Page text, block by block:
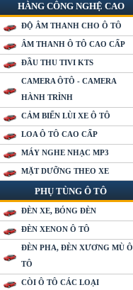
HÀNG CÔNG NGHỆ CAO
ĐỘ ÂM THANH CHO Ô TÔ
ÂM THANH Ô TÔ CAO CẤP
ĐẦU THU TIVI KTS
CAMERA ÔTÔ - CAMERA
HÀNH TRÌNH
CẢM BIẾN LÙI XE Ô TÔ
LOA Ô TÔ CAO CẤP
MÁY NGHE NHẠC MP3
MẶT DƯỠNG THEO XE
PHỤ TÙNG Ô TÔ
ĐÈN XE, BÓNG ĐÈN
ĐÈN XENON Ô TÔ
ĐÈN PHA, ĐÈN XƯƠNG MÙ Ô
TÔ
CÒI Ô TÔ CÁC LOẠI